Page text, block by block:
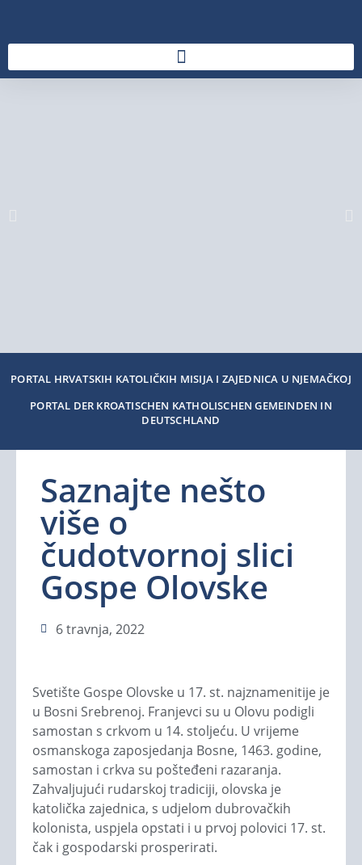
PORTAL HRVATSKIH KATOLIČKIH MISIJA I ZAJEDNICA U NJEMAČKOJ
PORTAL DER KROATISCHEN KATHOLISCHEN GEMEINDEN IN
DEUTSCHLAND
Saznajte nešto
više o
čudotvornoj slici
Gospe Olovske
6 travnja, 2022
Svetište Gospe Olovske u 17. st. najznamenitije je
u Bosni Srebrenoj. Franjevci su u Olovu podigli
samostan s crkvom u 14. stoljeću. U vrijeme
osmanskoga zaposjedanja Bosne, 1463. godine,
samostan i crkva su pošteđeni razaranja.
Zahvaljujući rudarskoj tradiciji, olovska je
katolička zajednica, s udjelom dubrovačkih
kolonista, uspjela opstati i u prvoj polovici 17. st.
čak i gospodarski prosperirati.